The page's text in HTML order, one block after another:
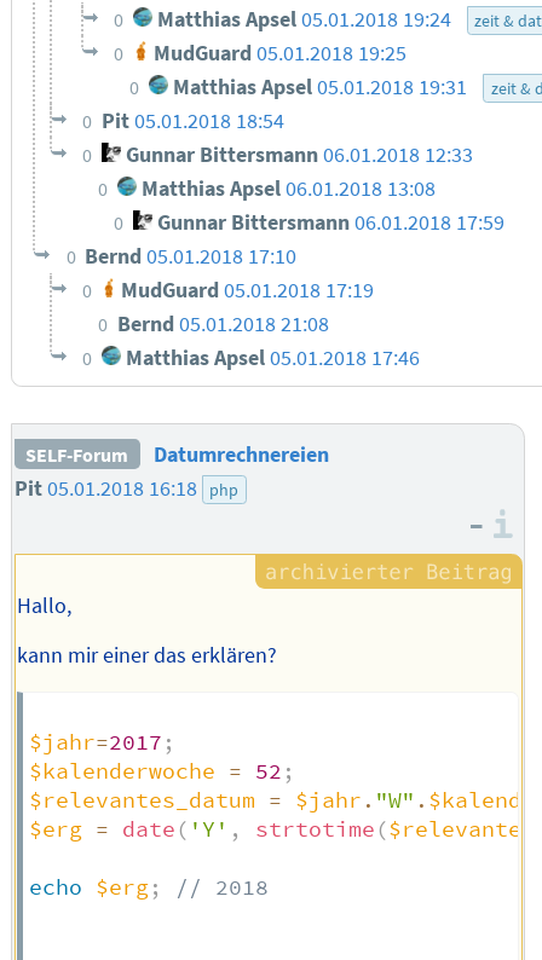
0 Matthias Apsel05.01.2018 19:24 zeit &
0 MudGuard 05.01.2018 19:25
0 Matthias Apsel05.01.2018 19:31 zeit &
0 Pit05.01.2018 18:54
0 Gunnar Bittersmann 06.01.2018 12:33
0 Matthias Apsel06.01.2018 13:08
0 Gunnar Bittersmann06.01.2018 17:59
0 Bernd05.01.2018 17:10
0 MudGuard 05.01.2018 17:19
0 Bernd 05.01.2018 21:08
0 Matthias Apsel 05.01.2018 17:46
SELF-Forum
Datumrechnereien
Pit05.01.2018 16:18 php
–
Hallo,
kann mir einer das erklären?
$jahr=2017 ;
$kalenderwoche = 52 ;
$relevantes_datum = $jahr . "W" .
$erg = date ( 'Y' , strtotime (
echo $erg; // 2018